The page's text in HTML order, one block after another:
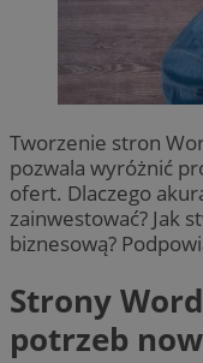
Tworzenie stron
pozwala wyróżnić
ofert. Dlaczego
zainwestować? Jak
biznesową?
Strony
potrzeb